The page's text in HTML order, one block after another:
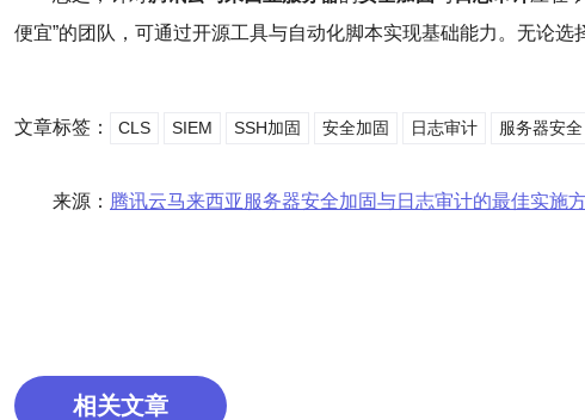
便宜”的团队，可通过开源工具与自动化脚本实现基础能力。无论
文章标签： CLS SIEM SSH加固 安全加固 日志审计 服务器安全
来源： 腾讯云马来西亚服务器安全加固与日志审计的最佳实施
相关文章